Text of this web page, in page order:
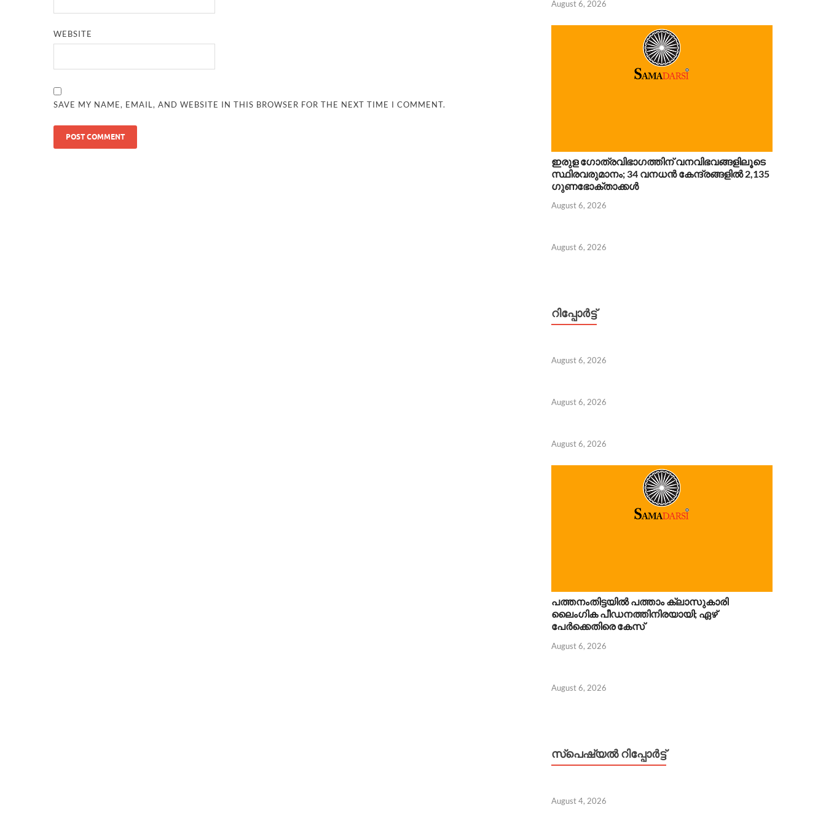
WEBSITE
SAVE MY NAME, EMAIL, AND WEBSITE IN THIS BROWSER FOR THE NEXT TIME I COMMENT.
August 6, 2026
ഇരുള ഗോത്രവിഭാഗത്തിന് വനവിഭവങ്ങളിലൂടെ
സ്ഥിരവരുമാനം; 34 വനധൻ കേന്ദ്രങ്ങളിൽ 2,135
ഗുണഭോക്താക്കൾ
August 6, 2026
August 6, 2026
റിപ്പോര്‍ട്ട്
August 6, 2026
August 6, 2026
August 6, 2026
പത്തനംതിട്ടയിൽ പത്താം ക്ലാസുകാരി
ലൈംഗിക പീഡനത്തിനിരയായി; ഏഴ്
പേർക്കെതിരെ കേസ്
August 6, 2026
August 6, 2026
സ്പെഷ്യൽ റിപ്പോര്‍ട്ട്
August 4, 2026